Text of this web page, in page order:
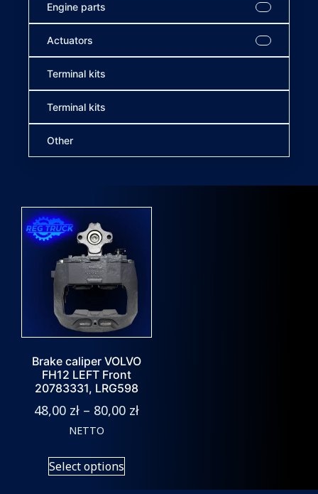
Engine parts
Actuators
Terminal kits
Terminal kits
Other
Brake caliper VOLVO
FH12 LEFT Front
20783331, LRG598
48,00 zł – 80,00 zł
NETTO
Select options